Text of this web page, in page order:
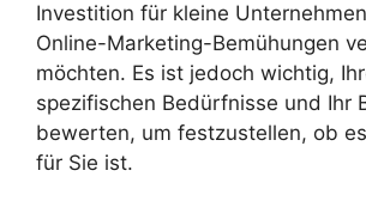
Investition für kleine
Online-Marketing-Bemühungen
möchten. Es ist jedoch wichtig,
spezifischen Bedürfnisse und Ihr
bewerten, um festzustellen, ob
für Sie ist.